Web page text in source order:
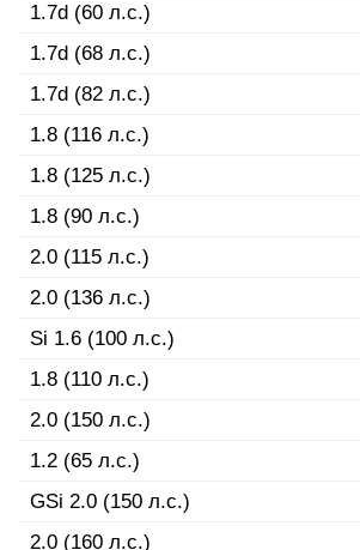
1.7d (60 л.с.)
1.7d (68 л.с.)
1.7d (82 л.с.)
1.8 (116 л.с.)
1.8 (125 л.с.)
1.8 (90 л.с.)
2.0 (115 л.с.)
2.0 (136 л.с.)
Si 1.6 (100 л.с.)
1.8 (110 л.с.)
2.0 (150 л.с.)
1.2 (65 л.с.)
GSi 2.0 (150 л.с.)
2.0 (160 л.с.)